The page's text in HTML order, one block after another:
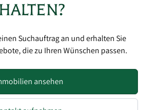
Suchauftrag an und erhalten Sie
die zu Ihren Wünschen passen.
ansehen